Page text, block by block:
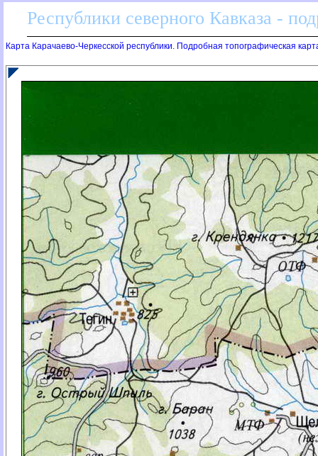
Республики северного Кавказа -
Карта Карачаево-Черкесской республики. Подробная топографическая